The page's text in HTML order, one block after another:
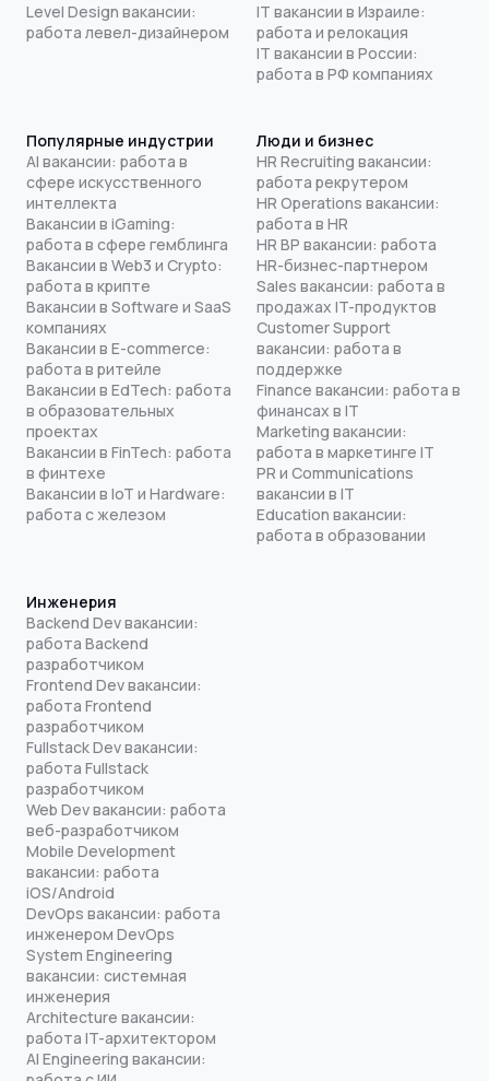
Level Design вакансии:
работа левел-дизайнером
IT вакансии в Израиле:
работа и релокация
IT вакансии в России:
работа в РФ компаниях
Популярные индустрии
AI вакансии: работа в
сфере искусственного
интеллекта
Вакансии в iGaming:
работа в сфере гемблинга
Вакансии в Web3 и Crypto:
работа в крипте
Вакансии в Software и SaaS
компаниях
Вакансии в E-commerce:
работа в ритейле
Вакансии в EdTech: работа
в образовательных
проектах
Вакансии в FinTech: работа
в финтехе
Вакансии в IoT и Hardware:
работа с железом
Люди и бизнес
HR Recruiting вакансии:
работа рекрутером
HR Operations вакансии:
работа в HR
HR BP вакансии: работа
HR-бизнес-партнером
Sales вакансии: работа в
продажах IT-продуктов
Customer Support
вакансии: работа в
поддержке
Finance вакансии: работа в
финансах в IT
Marketing вакансии:
работа в маркетинге IT
PR и Communications
вакансии в IT
Education вакансии:
работа в образовании
Инженерия
Backend Dev вакансии:
работа Backend
разработчиком
Frontend Dev вакансии:
работа Frontend
разработчиком
Fullstack Dev вакансии:
работа Fullstack
разработчиком
Web Dev вакансии: работа
веб-разработчиком
Mobile Development
вакансии: работа
iOS/Android
DevOps вакансии: работа
инженером DevOps
System Engineering
вакансии: системная
инженерия
Architecture вакансии:
работа IT-архитектором
AI Engineering вакансии: